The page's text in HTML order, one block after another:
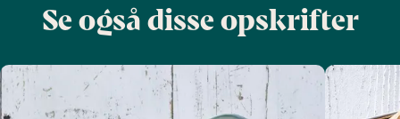
Se også disse opskrifter